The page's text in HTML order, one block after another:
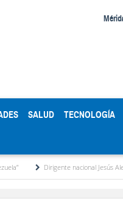
SALUD TECNOLOGÍA
Dirigente nacional Jesús Alexis